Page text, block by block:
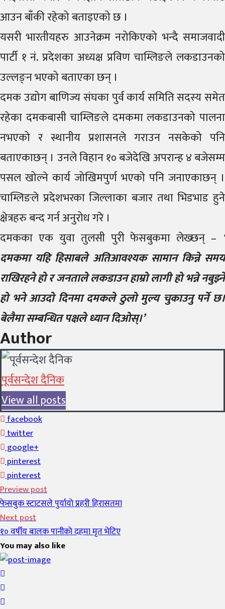
आउन बाँकी रहेको बताइएको छ ।
यसरी भारतीयहरु आउनेक्रम नरोकिएको भन्दै समाजवादी
पार्टी १ नं. प्रदेशका अध्यक्ष प्रविण चाम्लिङले लकडाउनको
उल्लङ्न भएको बताएका छन् ।
दमक उद्योग बाणिज्य संघका पुर्व कार्य समिति सदस्य समेत
रहेका दमकबासी चाम्लिङले दमकमा लकडाउनको पालना
नभएको र स्थानीय प्रशासनले गराउन नसकेको पनि
बताएकाछन् । उनले विहान १० बजेदेखि अपरान्ह ४ बजेसम्म
पसल खोल्ने कार्य जोखिमपुर्ण भएको पनि जनाएकाछन् ।
चाम्लिङले प्रदेशभरका जिल्लाका बजार तथा भिडभाड हुने
क्षेत्रहरु बन्द गर्न अनुरोध गरे ।
दमकका एक युवा तुलसी पुरी फेसबुकमा लेख्छन् – ‘
दमकमा यहि हिसाबले अतिआवश्यक सामान किन्ने समय
राखिरहने हो र जनताले लकडाउन हाम्रो लागी हो भन्ने नबुझ्ने
हो भने आउदो दिनमा दमकले ठुलो मुल्य चुकाउनु पर्ने छ।
बेलैमा सम्बन्धित पक्षले ध्यान दिओस्।’
Author
पूर्वसन्देश दैनिक
View all posts
facebook
twitter
google+
pinterest
pinterest
Preview post
फेसबुक स्टाटसले पुर्यायाे प्रहरी हिरासतमा
Next post
१० वर्षीय बालक पानीकाे दहमा मृत भेटिए
You may also like